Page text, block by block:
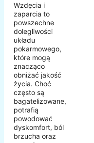
Wzdęcia i
zaparcia to
powszechne
dolegliwości
układu
pokarmowego,
które mogą
znacząco
obniżać jakość
życia. Choć
często są
bagatelizowane,
potrafią
powodować
dyskomfort, ból
brzucha oraz